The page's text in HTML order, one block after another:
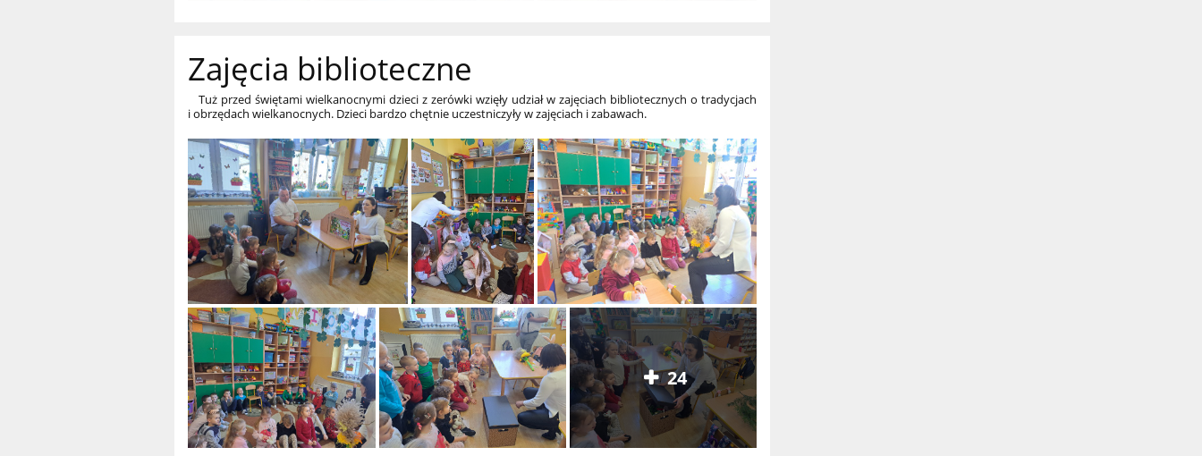
Zajęcia biblioteczne
Tuż przed świętami wielkanocnymi dzieci z zerówki wzięły udział w zajęciach bibliotecznych o tradycjach
i obrzędach wielkanocnych. Dzieci bardzo chętnie uczestniczyły w zajęciach i zabawach.
24